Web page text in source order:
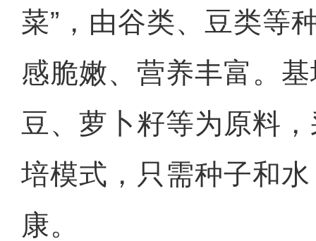
菜”，由谷类、豆类等
感脆嫩、营养丰富。
豆、萝卜籽等为原料
培模式，只需种子和
康。